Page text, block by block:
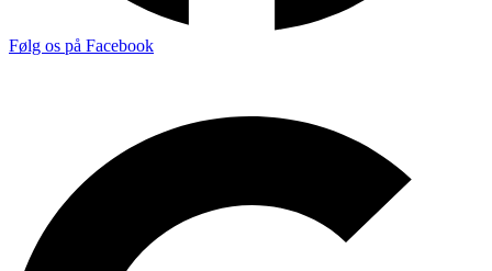
Følg os på Facebook